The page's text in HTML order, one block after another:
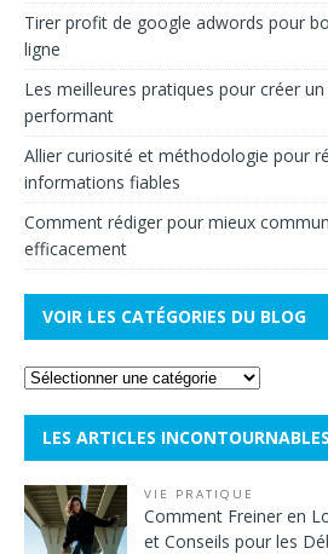
Tirer profit de google adwords pour
ligne
Les meilleures pratiques pour créer
performant
Allier curiosité et méthodologie pour
informations fiables
Comment rédiger pour mieux
efficacement
VOIR LES CATÉGORIES DU BLOG
LES ARTICLES INCONTOURNABLES
VIE PRATIQUE
Comment Freiner en
et Conseils pour les